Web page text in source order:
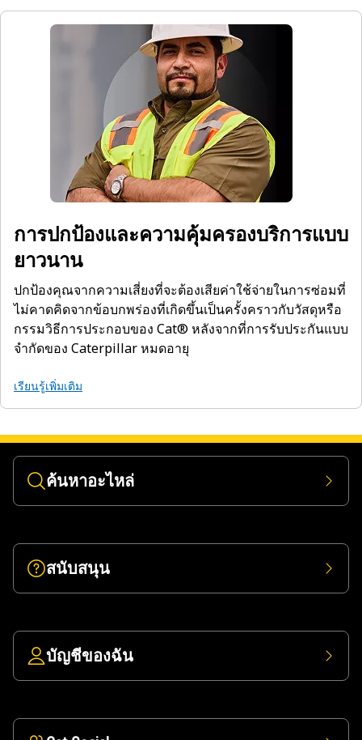
การปกป้องและความคุ้มครองบริการแบบ
ยาวนาน
ปกป้องคุณจากความเสี่ยงที่จะต้องเสียค่าใช้จ่ายในการซ่อมที่
ไม่คาดคิดจากข้อบกพร่องที่เกิดขึ้นเป็นครั้งคราวกับวัสดุหรือ
กรรมวิธีการประกอบของ Cat® หลังจากที่การรับประกันแบบ
จำกัดของ Caterpillar หมดอายุ
เรียนรู้เพิ่มเติม
ค้นหาอะไหล่
สนับสนุน
บัญชีของฉัน